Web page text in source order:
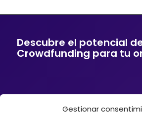
Gestionar
Descubre el potencial
Crowdfunding para tu
Si tu empresa o entidad